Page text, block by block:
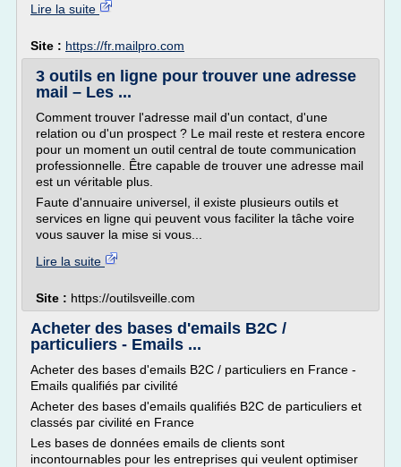
Lire la suite
Site : https://fr.mailpro.com
3 outils en ligne pour trouver une adresse
mail – Les ...
Comment trouver l'adresse mail d'un contact, d'une
relation ou d'un prospect ? Le mail reste et restera encore
pour un moment un outil central de toute communication
professionnelle. Être capable de trouver une adresse mail
est un véritable plus.
Faute d'annuaire universel, il existe plusieurs outils et
services en ligne qui peuvent vous faciliter la tâche voire
vous sauver la mise si vous...
Lire la suite
Site : https://outilsveille.com
Acheter des bases d'emails B2C /
particuliers - Emails ...
Acheter des bases d'emails B2C / particuliers en France -
Emails qualifiés par civilité
Acheter des bases d'emails qualifiés B2C de particuliers et
classés par civilité en France
Les bases de données emails de clients sont
incontournables pour les entreprises qui veulent optimiser